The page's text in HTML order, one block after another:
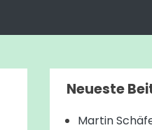
Neueste
Martin